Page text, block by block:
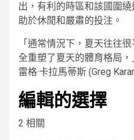
出，有利的時區和該國圍
助於休閒和嚴肅的投注。
「通常情況下，夏天往往
全重塑了夏天的體育格局
雷格·卡拉馬蒂斯 (Greg
編輯的選擇
2 相關